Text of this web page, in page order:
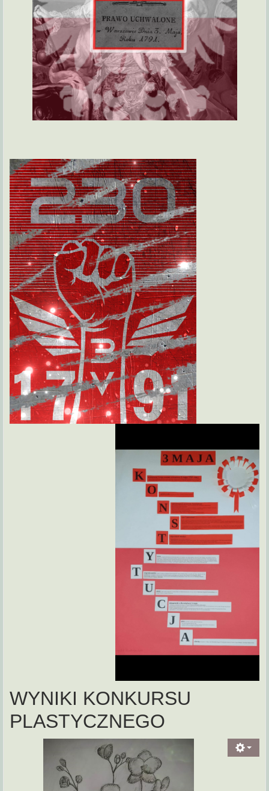
WYNIKI KONKURSU
PLASTYCZNEGO